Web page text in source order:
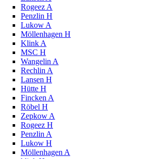
Rogeez A
Penzlin H
Lukow A
Möllenhagen H
Klink A
MSC H
Wangelin A
Rechlin A
Lansen H
Hütte H
Fincken A
Röbel H
Zepkow A
Rogeez H
Penzlin A
Lukow H
Möllenhagen A